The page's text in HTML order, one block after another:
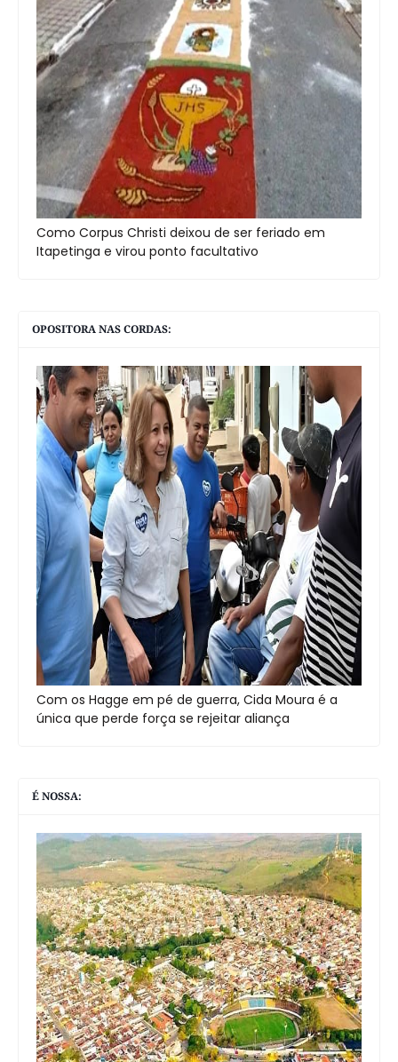
Como Corpus Christi deixou de ser feriado em
Itapetinga e virou ponto facultativo
OPOSITORA NAS CORDAS:
Com os Hagge em pé de guerra, Cida Moura é a
única que perde força se rejeitar aliança
É NOSSA: